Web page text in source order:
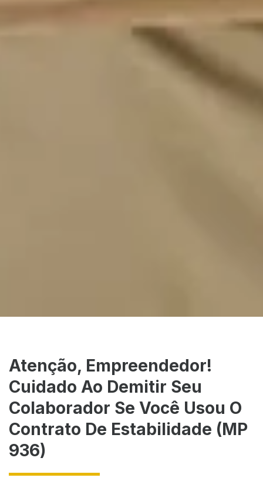
Atenção, Empreendedor!
Cuidado Ao Demitir Seu
Colaborador Se Você Usou O
Contrato De Estabilidade (MP
936)